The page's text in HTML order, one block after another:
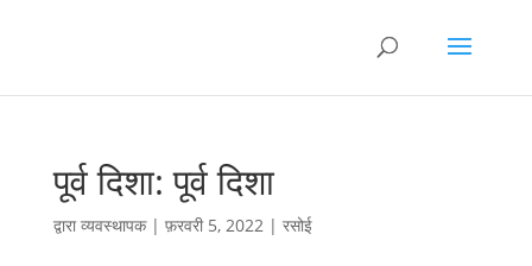
पूर्व दिशा: पूर्व दिशा
द्वाराव्यवस्थापक| फ़रवरी 5, 2022| रसोई